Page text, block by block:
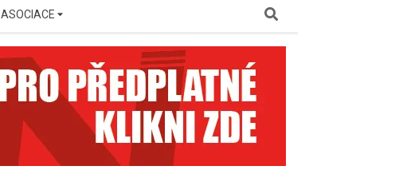
ASOCIACE Search